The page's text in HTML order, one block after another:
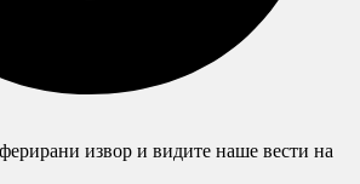
извор и видите наше вести на